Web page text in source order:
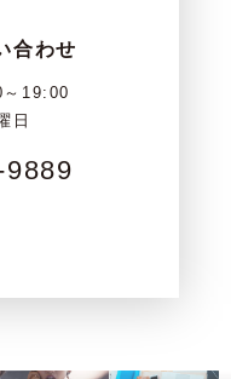
合わせ
～19:00
日